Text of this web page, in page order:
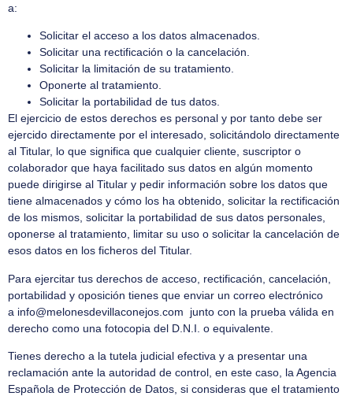
a:
Solicitar el acceso a los datos almacenados.
Solicitar una rectificación o la cancelación.
Solicitar la limitación de su tratamiento.
Oponerte al tratamiento.
Solicitar la portabilidad de tus datos.
El ejercicio de estos derechos es personal y por tanto debe ser
ejercido directamente por el interesado, solicitándolo directamente
al Titular, lo que significa que cualquier cliente, suscriptor o
colaborador que haya facilitado sus datos en algún momento
puede dirigirse al Titular y pedir información sobre los datos que
tiene almacenados y cómo los ha obtenido, solicitar la rectificación
de los mismos, solicitar la portabilidad de sus datos personales,
oponerse al tratamiento, limitar su uso o solicitar la cancelación de
esos datos en los ficheros del Titular.
Para ejercitar tus derechos de acceso, rectificación, cancelación,
portabilidad y oposición tienes que enviar un correo electrónico
a info@melonesdevillaconejos.com junto con la prueba válida en
derecho como una fotocopia del D.N.I. o equivalente.
Tienes derecho a la tutela judicial efectiva y a presentar una
reclamación ante la autoridad de control, en este caso, la Agencia
Española de Protección de Datos, si consideras que el tratamiento